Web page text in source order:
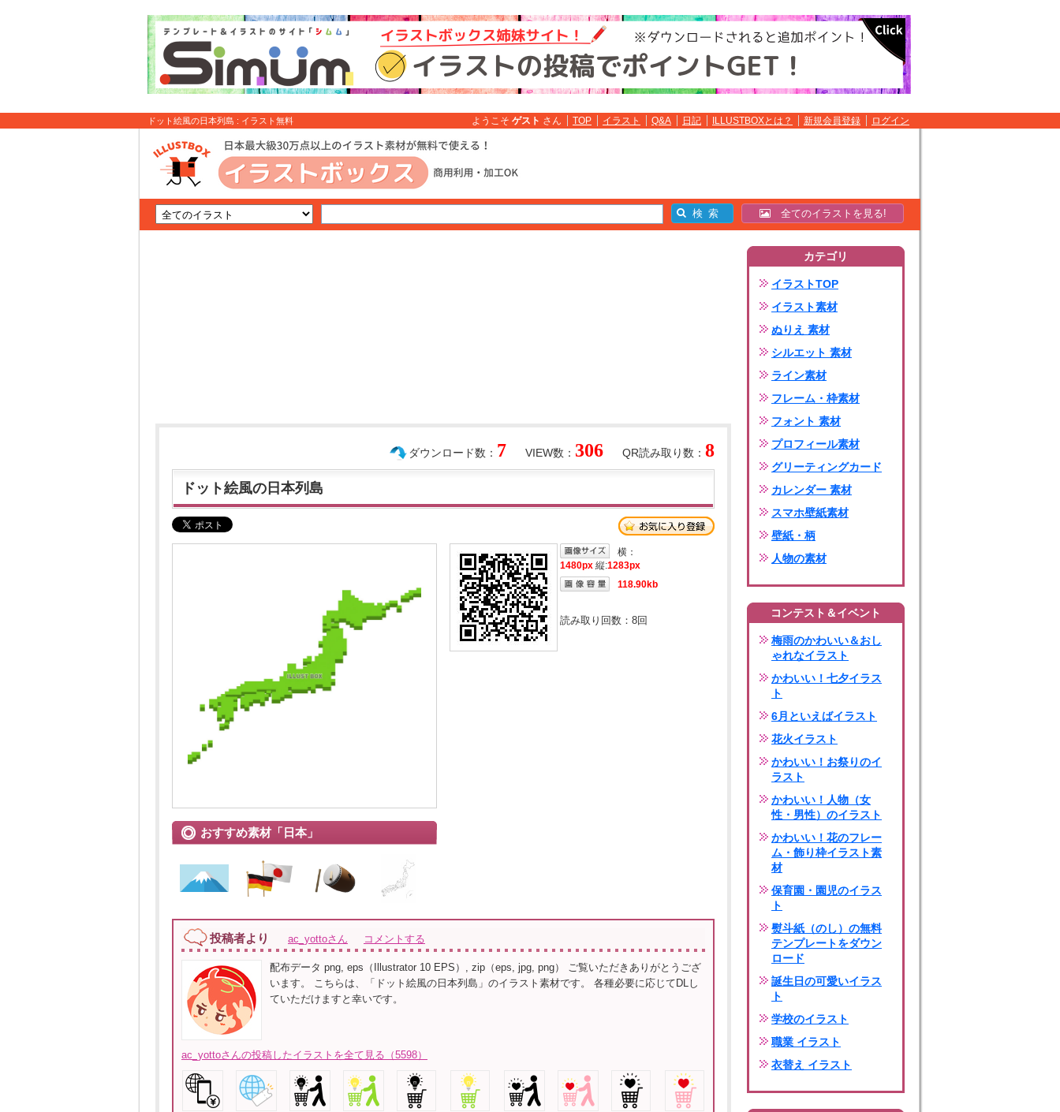
ドット絵風の日本列島 : イラスト無料 ようこそ ゲスト さん TOP イラスト Q&A 日記 ILLUSTBOXとは？ 新規会員登録 ログイン
全てのイラストを見る!
QR読み取り数： 8
VIEW数： 306
ダウンロード数： 7
ドット絵風の日本列島
おすすめ素材「日本」
横：
1480px 縦:1283px
118.90kb
読み取り回数： 8回
投稿者より ac_yottoさん コメントする
配布データ png, eps（Illustrator 10 EPS）, zip（eps, jpg, png） ご覧いただきありがとうござ
います。 こちらは、「ドット絵風の日本列島」のイラスト素材です。 各種必要に応じてDLし
ていただけますと幸いです。
ac_yottoさんの投稿したイラストを全て見る（5598）
カテゴリ
イラストTOP
イラスト素材
ぬりえ 素材
シルエット 素材
ライン素材
フレーム・枠素材
フォント 素材
プロフィール素材
グリーティングカード
カレンダー 素材
スマホ壁紙素材
壁紙・柄
人物の素材
コンテスト＆イベント
梅雨のかわいい＆おし
ゃれなイラスト
かわいい！七夕イラス
ト
6月といえばイラスト
花火イラスト
かわいい！お祭りのイ
ラスト
かわいい！人物（女
性・男性）のイラスト
かわいい！花のフレー
ム・飾り枠イラスト素
材
保育園・園児のイラス
ト
熨斗紙（のし）の無料
テンプレートをダウン
ロード
誕生日の可愛いイラス
ト
学校のイラスト
職業 イラスト
衣替え イラスト